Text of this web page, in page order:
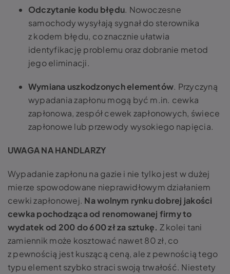
Odczytanie kodu błędu. Nowoczesne
samochody wysyłają sygnał do sterownika
z kodem błędu, co znacznie ułatwia
identyfikację problemu oraz dobranie metod
jego eliminacji.
Wymiana uszkodzonych elementów. Przyczyną
wypadania zapłonu mogą być m.in. cewka
zapłonowa, zespół cewek zapłonowych, świece
zapłonowe lub przewody wysokiego napięcia.
UWAGA NA HANDLARZY
Wypadanie zapłonu na gazie i nie tylko jest w dużej
mierze spowodowane nieprawidłowym działaniem
cewki zapłonowej. Na wolnym rynku dobrej jakości
cewka pochodząca od renomowanej firmy to
wydatek od 200 do 600 zł za sztukę. Z kolei tani
zamiennik może kosztować nawet 80 zł, co
z pewnością jest kuszącą ceną, ale z pewnością tego
typu element szybko straci swoją trwałość. Niestety